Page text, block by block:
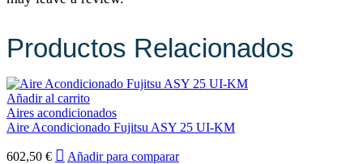
Productos Relacionados
Añadir al carrito
Aires acondicionados
Aire Acondicionado Fujitsu ASY 25 UI-KM
602,50 € Añadir para comparar